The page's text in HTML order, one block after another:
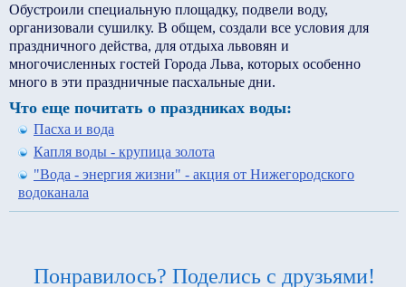
Обустроили специальную площадку, подвели воду,
организовали сушилку. В общем, создали все условия для
праздничного действа, для отдыха львовян и
многочисленных гостей Города Льва, которых особенно
много в эти праздничные пасхальные дни.
Что еще почитать о праздниках воды:
Пасха и вода
Капля воды - крупица золота
"Вода - энергия жизни" - акция от Нижегородского
водоканала
Понравилось? Поделись с друзьями!